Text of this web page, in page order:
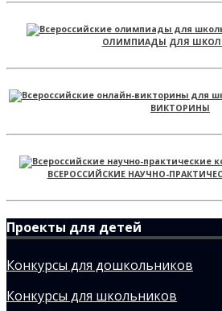
ОЛИМПИАДЫ ДЛЯ
ВИКТОРИНЫ
ВСЕРОССИЙСКИЕ НАУЧНО-
Проекты для детей
Конкурсы для дошкольников
Конкурсы для школьников